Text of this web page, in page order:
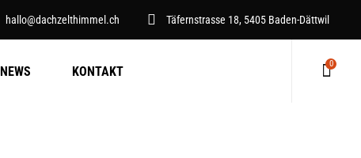
hallo@dachzelthimmel.ch Täfernstrasse 18, 5405 Baden-Dättwil
NEWS KONTAKT 0